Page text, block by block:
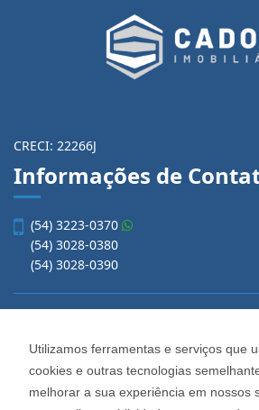
Utilizamos ferramentas e serviços que
cookies e outras tecnologias
melhorar a sua experiência em nossos
CRECI: 22266J
Informações de
(54) 3223-0370
(54) 3028-0380
(54) 3028-0390
Imobiliária Cadore
Rua Os Dezoito do Forte, 1622,